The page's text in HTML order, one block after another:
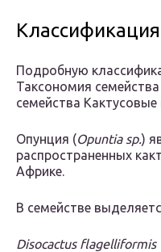
Классификация
Подробную
Таксономия
семейства Кактусовые
Опунция (Opuntia sp.)
распространенных
Африке.
В семействе
Disocactus flagelliformis